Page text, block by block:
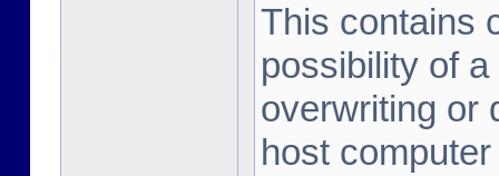
This contains
possibility of
overwriting or
host